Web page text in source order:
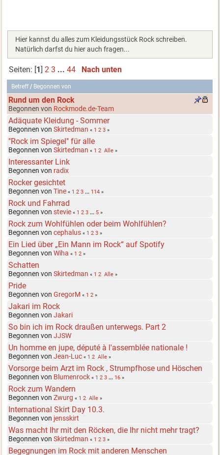
Hier kannst du alles zum Kleidungsstück Rock schreiben.
Natürlich darfst du hier auch fragen...
Seiten: [1] 2 3 ... 44 Nach unten
Betreff/ Begonnen von
Rund um den Rock
Begonnen von Rockmode.de-Team
Adäquate Kleidung - Sommer
Begonnen vonSkirtedman « 1 2 3 »
"Rock im Spiegel" für alle
Begonnen vonSkirtedman « 1 2 Alle »
Interessanter Link
Begonnen von radix
Rocker gesichtet
Begonnen vonTine « 1 2 3 ... 114 »
Rock und Fahrrad
Begonnen vonstevie « 1 2 3 ... 5 »
Rock zum Wohlfühlen oder beim Wohlfühlen?
Begonnen voncephalus « 1 2 3 »
Ein Lied über „Ein Mann im Rock“ auf Spotify
Begonnen vonWiha « 1 2 »
Schatten
Begonnen vonSkirtedman « 1 2 Alle »
Pride
Begonnen vonGregorM « 1 2 »
Jakari im Rock
Begonnen vonJakari
So bin ich im Rock draußen unterwegs. Part 2
Begonnen vonJJSW
Un homme en jupe, député à l'assemblée nationale !
Begonnen vonJean-Luc « 1 2 Alle »
Vorsorge beim Arzt im Rock , Strumpfhose und Höschen
Begonnen von Blumenrock « 1 2 3 ... 16 »
Rock zum Wandern
Begonnen vonZwurg « 1 2 Alle »
International Skirt Day 10.3.
Begonnen von jensskirt
Was macht Ihr mit den Röcken, die Ihr nicht mehr tragt?
Begonnen vonSkirtedman « 1 2 3 »
Begegnungen im Rock mit anderen Menschen